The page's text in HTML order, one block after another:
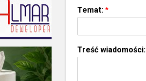
Temat: *
Treść wiadomości: